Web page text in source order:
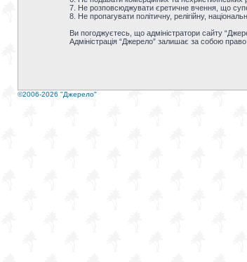
7. Не розповсюджувати єретичне вчення, що
8. Не пропагувати політичну, релігійну,
Ви погоджуєтесь, що адміністратори сайту
Адміністрація “Джерело” залишає за собою
©2006-2026 "Джерело"